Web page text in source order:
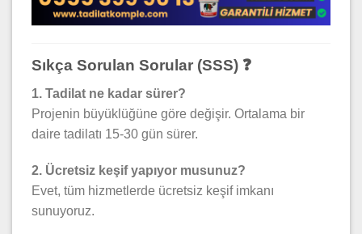
Sıkça Sorulan Sorular (SSS) ❓
1. Tadilat ne kadar sürer?
Projenin büyüklüğüne göre değişir. Ortalama bir
daire tadilatı 15-30 gün sürer.
2. Ücretsiz keşif yapıyor musunuz?
Evet, tüm hizmetlerde ücretsiz keşif imkanı
sunuyoruz.